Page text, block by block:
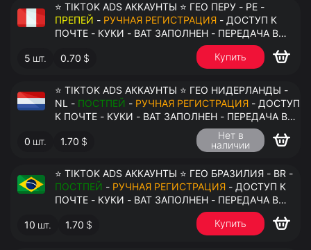
⭐ TIKTOK ADS АККАУНТЫ ⭐ ГЕО ПЕРУ - PE -
ПРЕПЕЙ - РУЧНАЯ РЕГИСТРАЦИЯ - ДОСТУП К
ПОЧТЕ - КУКИ - ВАТ ЗАПОЛНЕН - ПЕРЕДАЧА В
5 шт. 0.70 $ Купить
⭐ TIKTOK ADS АККАУНТЫ ⭐ ГЕО НИДЕРЛАНДЫ -
NL - ПОСТПЕЙ - РУЧНАЯ РЕГИСТРАЦИЯ - ДОСТУП
К ПОЧТЕ - КУКИ - ВАТ ЗАПОЛНЕН - ПЕРЕДАЧА В
0 шт. 1.70 $
Нет в
наличии
⭐ TIKTOK ADS АККАУНТЫ ⭐ ГЕО БРАЗИЛИЯ - BR -
ПОСТПЕЙ - РУЧНАЯ РЕГИСТРАЦИЯ - ДОСТУП К
ПОЧТЕ - КУКИ - ВАТ ЗАПОЛНЕН - ПЕРЕДАЧА В
10 шт. 1.70 $ Купить